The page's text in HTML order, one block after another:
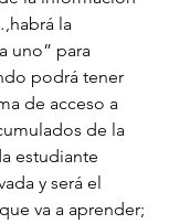
la
uno” para
podrá tener
de acceso a
de la
estudiante
y será el
va a aprender;